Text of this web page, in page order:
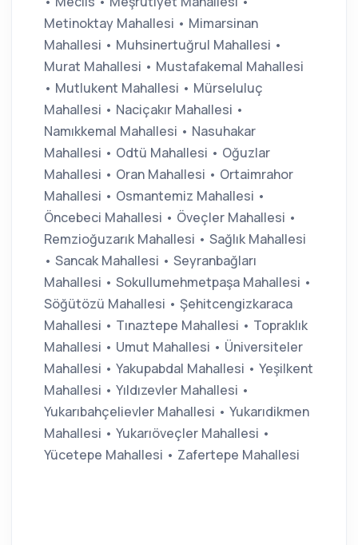
Metinoktay Mahallesi • Mimarsinan
Mahallesi • Muhsinertuğrul Mahallesi •
Murat Mahallesi • Mustafakemal Mahallesi
• Mutlukent Mahallesi • Mürseluluç
Mahallesi • Naciçakır Mahallesi •
Namıkkemal Mahallesi • Nasuhakar
Mahallesi • Odtü Mahallesi • Oğuzlar
Mahallesi • Oran Mahallesi • Ortaimrahor
Mahallesi • Osmantemiz Mahallesi •
Öncebeci Mahallesi • Öveçler Mahallesi •
Remzioğuzarık Mahallesi • Sağlık Mahallesi
• Sancak Mahallesi • Seyranbağları
Mahallesi • Sokullumehmetpaşa Mahallesi •
Söğütözü Mahallesi • Şehitcengizkaraca
Mahallesi • Tınaztepe Mahallesi • Topraklık
Mahallesi • Umut Mahallesi • Üniversiteler
Mahallesi • Yakupabdal Mahallesi • Yeşilkent
Mahallesi • Yıldızevler Mahallesi •
Yukarıbahçelievler Mahallesi • Yukarıdikmen
Mahallesi • Yukarıöveçler Mahallesi •
Yücetepe Mahallesi • Zafertepe Mahallesi